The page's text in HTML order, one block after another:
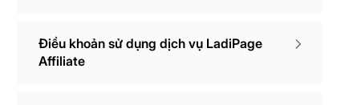
Điều khoản sử dụng dịch vụ LadiPage
Affiliate